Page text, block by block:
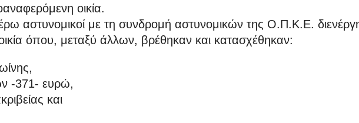
οικία.
αστυνομικοί με τη συνδρομή αστυνομικών της Ο.Π.Κ.Ε.
όπου, μεταξύ άλλων, βρέθηκαν και κατασχέθηκαν:
-371- ευρώ,
και